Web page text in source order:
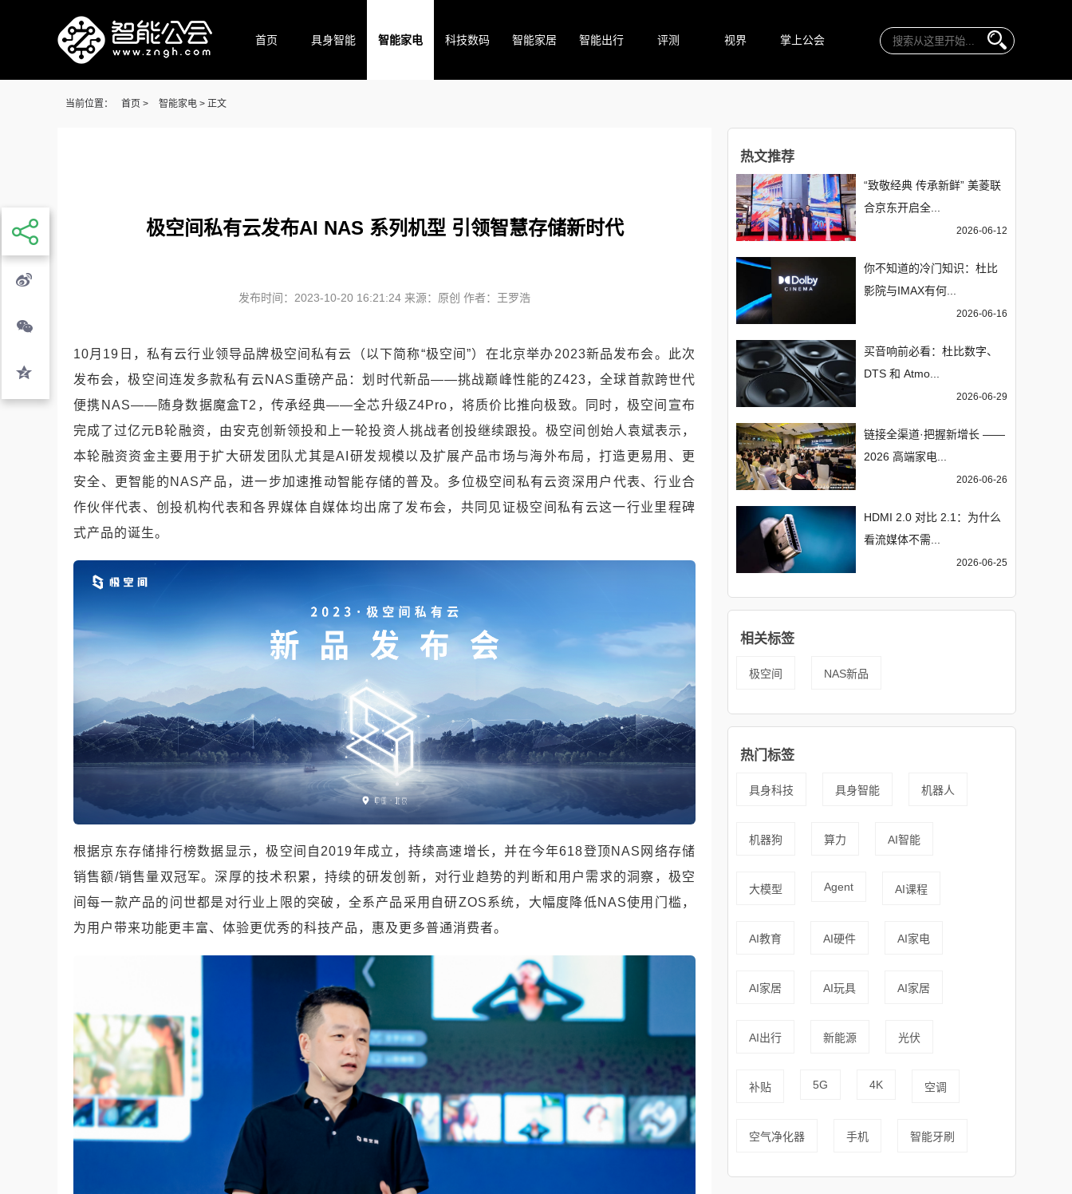
首页 具身智能 智能家电 科技数码 智能家居 智能出行 评测 视界 掌上公会
当前位置： 首页 > 智能家电 > 正文
极空间私有云发布AI NAS 系列机型 引领智慧存储新时代
发布时间：2023-10-20 16:21:24 来源：原创 作者：王罗浩
10月19日，私有云行业领导品牌极空间私有云（以下简称“极空间”）在北京举办2023新品发布会。此次
发布会，极空间连发多款私有云NAS重磅产品：划时代新品——挑战巅峰性能的Z423，全球首款跨世代
便携NAS——随身数据魔盒T2，传承经典——全芯升级Z4Pro，将质价比推向极致。同时，极空间宣布
完成了过亿元B轮融资，由安克创新领投和上一轮投资人挑战者创投继续跟投。极空间创始人袁斌表示，
本轮融资资金主要用于扩大研发团队尤其是AI研发规模以及扩展产品市场与海外布局，打造更易用、更
安全、更智能的NAS产品，进一步加速推动智能存储的普及。多位极空间私有云资深用户代表、行业合
作伙伴代表、创投机构代表和各界媒体自媒体均出席了发布会，共同见证极空间私有云这一行业里程碑
式产品的诞生。
根据京东存储排行榜数据显示，极空间自2019年成立，持续高速增长，并在今年618登顶NAS网络存储
销售额/销售量双冠军。深厚的技术积累，持续的研发创新，对行业趋势的判断和用户需求的洞察，极空
间每一款产品的问世都是对行业上限的突破，全系产品采用自研ZOS系统，大幅度降低NAS使用门槛，
为用户带来功能更丰富、体验更优秀的科技产品，惠及更多普通消费者。
热文推荐
“致敬经典 传承新鲜” 美菱联
合京东开启全...
2026-06-12
你不知道的冷门知识：杜比
影院与IMAX有何...
2026-06-16
买音响前必看：杜比数字、
DTS 和 Atmo...
2026-06-29
链接全渠道·把握新增长 ——
2026 高端家电...
2026-06-26
HDMI 2.0 对比 2.1：为什么
看流媒体不需...
2026-06-25
相关标签
极空间 NAS新品
热门标签
具身科技 具身智能 机器人
机器狗 算力 AI智能
大模型 Agent AI课程
AI教育 AI硬件 AI家电
AI家居 AI玩具 AI家居
AI出行 新能源 光伏
补贴 5G 4K 空调
空气净化器 手机 智能牙刷